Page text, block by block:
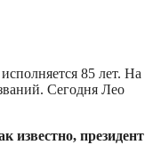
85 лет. На
Сегодня Лео
известно, президент